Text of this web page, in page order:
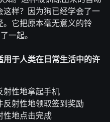
样？因为狗已经学会了一
它把原本毫无意义的铃
一起。
于人类在日常生活中的许
性地拿起手机
射性地领取签到奖励
地点击完成